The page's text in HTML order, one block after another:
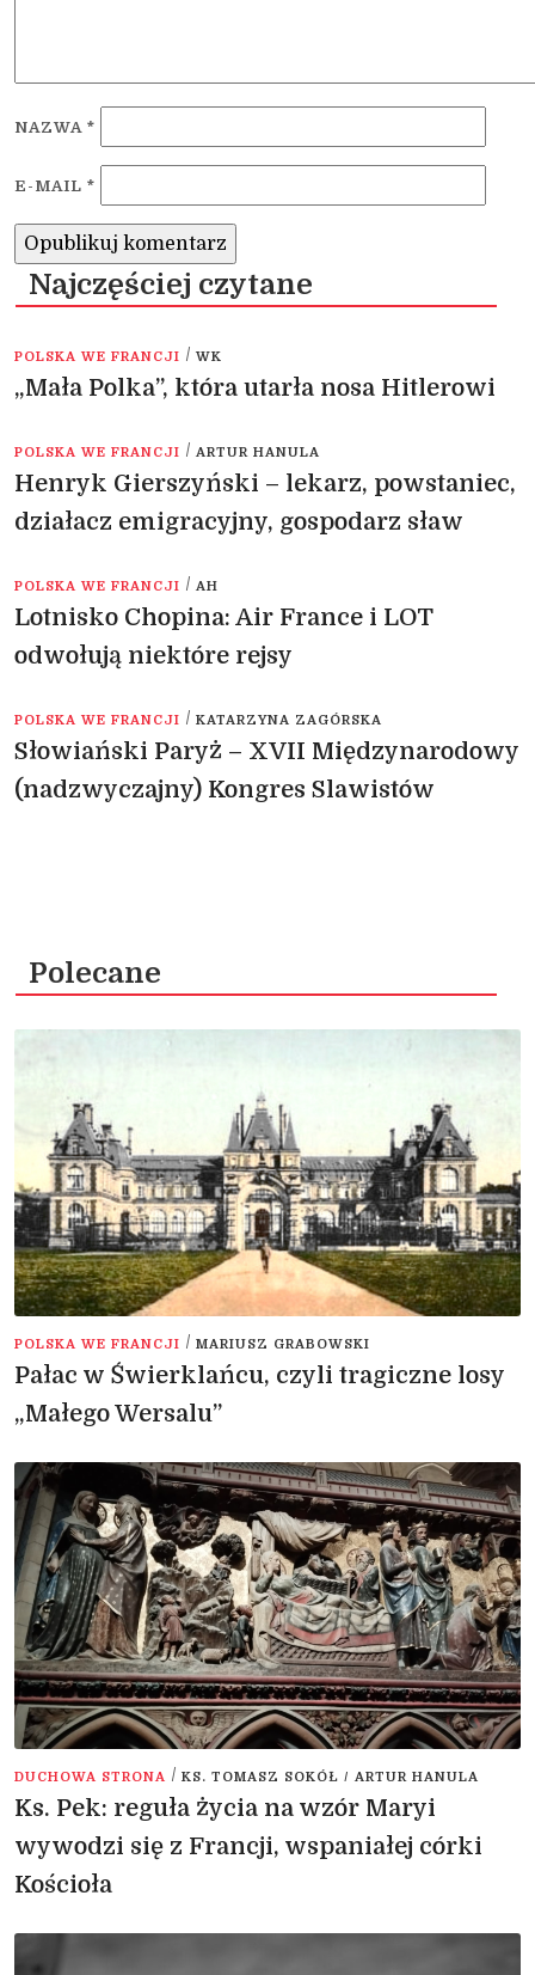
NAZWA *
E-MAIL *
Najczęściej czytane
POLSKA WE FRANCJI / WK
„Mała Polka”, która utarła nosa Hitlerowi
POLSKA WE FRANCJI / ARTUR HANULA
Henryk Gierszyński – lekarz, powstaniec,
działacz emigracyjny, gospodarz sław
POLSKA WE FRANCJI / AH
Lotnisko Chopina: Air France i LOT
odwołują niektóre rejsy
POLSKA WE FRANCJI / KATARZYNA ZAGÓRSKA
Słowiański Paryż – XVII Międzynarodowy
(nadzwyczajny) Kongres Slawistów
Polecane
POLSKA WE FRANCJI / MARIUSZ GRABOWSKI
Pałac w Świerklańcu, czyli tragiczne losy
„Małego Wersalu”
DUCHOWA STRONA / KS. TOMASZ SOKÓŁ / ARTUR HANULA
Ks. Pek: reguła życia na wzór Maryi
wywodzi się z Francji, wspaniałej córki
Kościoła